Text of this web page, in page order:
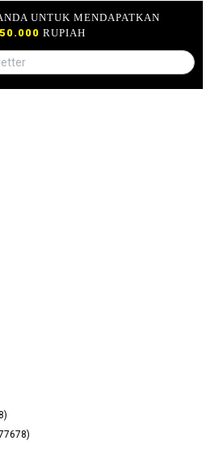
UNTUK MENDAPATKAN
50.000 RUPIAH